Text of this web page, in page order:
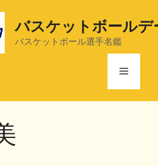
バスケットボールデ
バスケットボール選手名鑑
メ